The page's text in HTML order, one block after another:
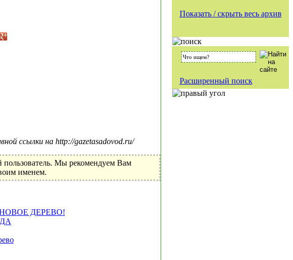
ссылки на http://gazetasadovod.ru/
пользователь. Мы рекомендуем Вам
именем.
ДЕРЕВО!
Показать / скрыть весь архив
Расширенный поиск